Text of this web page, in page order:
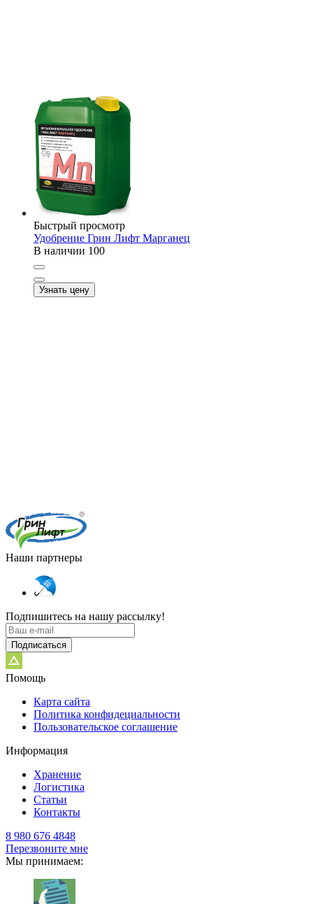
Быстрый просмотр
Удобрение Грин Лифт Марганец
В наличии 100
Узнать цену
Наши партнеры
Подпишитесь на нашу рассылку!
Подписаться
Помощь
Карта сайта
Политика конфидециальности
Пользовательское соглашение
Информация
Хранение
Логистика
Статьи
Контакты
8 980 676 4848
Перезвоните мне
Мы принимаем: